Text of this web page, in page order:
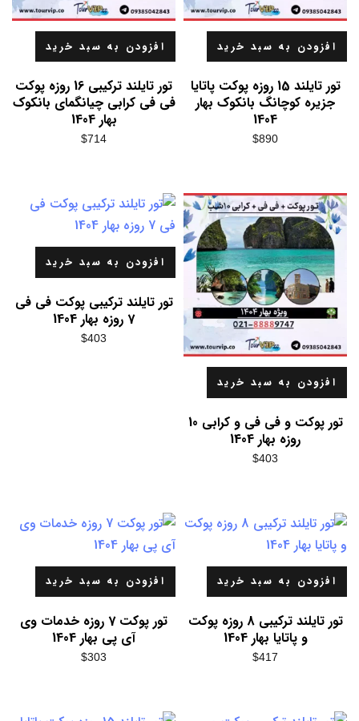
افزودن به سبد خرید
تور تایلند 15 روزه پوکت پاتایا
جزیره کوچانگ بانکوک بهار
1404
$890
افزودن به سبد خرید
تور تایلند ترکیبی 16 روزه پوکت
فی فی کرابی چیانگمای بانکوک
بهار 1404
$714
افزودن به سبد خرید
تور پوکت و فی فی و کرابی 10
روزه بهار 1404
$403
افزودن به سبد خرید
تور تایلند ترکیبی پوکت فی فی
7 روزه بهار 1404
$403
افزودن به سبد خرید
تور تایلند ترکیبی 8 روزه پوکت
و پاتایا بهار 1404
$417
افزودن به سبد خرید
تور پوکت 7 روزه خدمات وی
آی پی بهار 1404
$303